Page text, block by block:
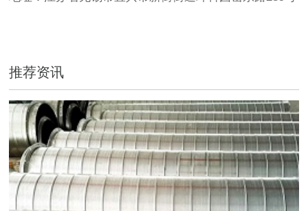
推荐资讯